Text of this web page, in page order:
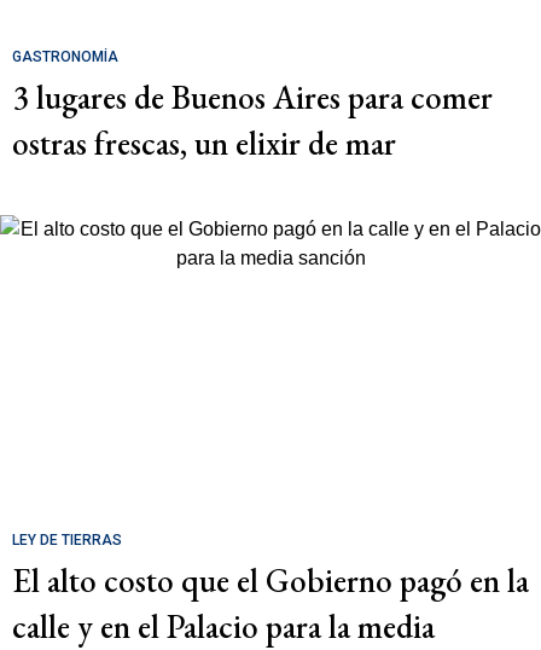
GASTRONOMÍA
3 lugares de Buenos Aires para comer
ostras frescas, un elixir de mar
LEY DE TIERRAS
El alto costo que el Gobierno pagó en la
calle y en el Palacio para la media